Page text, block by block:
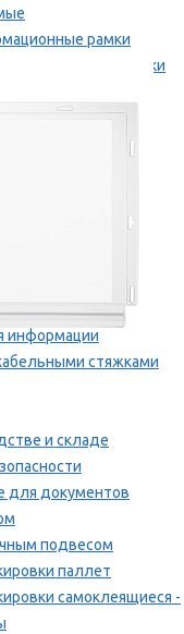
рамки
рамки
информации
стяжками
и складе
для документов
подвесом
паллет
самоклеящиеся -